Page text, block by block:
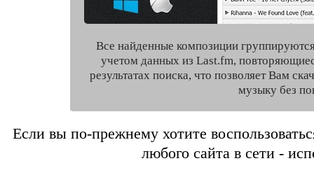
Все найденные композиции
учетом данных из Last.fm,
результатах поиска, что позволяет Вам
музыку без
Если вы по-прежнему хотите
любого сайта в сети -